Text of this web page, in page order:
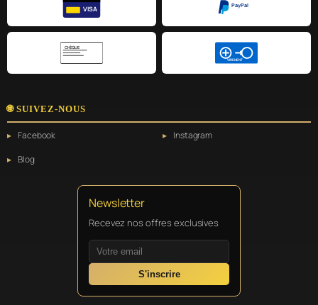
VISA
PayPal
CHÈQUE
VIREMENT
🌐 SUIVEZ-NOUS
Facebook
Instagram
Blog
Newsletter
Recevez nos offres exclusives
S'inscrire